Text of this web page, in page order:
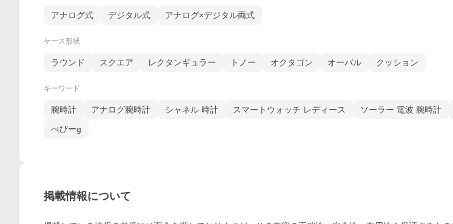
アナログ式 デジタル式 アナログ×デジタル両式
ケース形状
ラウンド スクエア レクタンギュラー トノー オクタゴン オーバル クッション
キーワード
腕時計 アナログ腕時計 シャネル 時計 スマートウォッチ レディース ソーラー 電波 腕時計
べびーg
掲載情報について